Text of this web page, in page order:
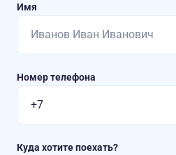
Имя
Номер телефона
Куда хотите поехать?